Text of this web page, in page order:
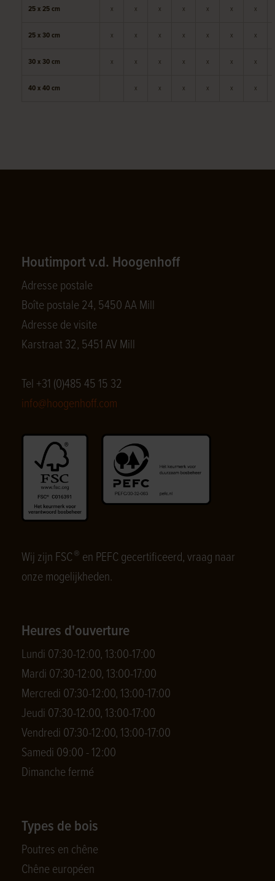
25 x 25 cm x x x x x x x
25 x 30 cm x x x x x x x
30 x 30 cm x x x x x x x
40 x 40 cm x x x x x x
Houtimport v.d. Hoogenhoff
Adresse postale
Boîte postale 24, 5450 AA Mill
Adresse de visite
Karstraat 32, 5451 AV Mill
Tel +31 (0)485 45 15 32
info@hoogenhoff.com
Wij zijn FSC® en PEFC gecertificeerd, vraag naar
onze mogelijkheden.
Heures d'ouverture
Lundi 07:30-12:00, 13:00-17:00
Mardi 07:30-12:00, 13:00-17:00
Mercredi 07:30-12:00, 13:00-17:00
Jeudi 07:30-12:00, 13:00-17:00
Vendredi 07:30-12:00, 13:00-17:00
Samedi 09:00 - 12:00
Dimanche fermé
Types de bois
Poutres en chêne
Chêne européen